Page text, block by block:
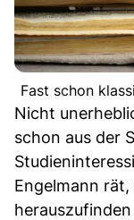
Fast schon
Nicht
schon aus der
Engelmann